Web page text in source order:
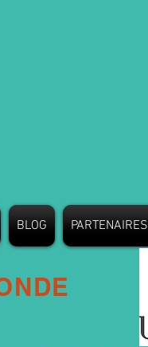
BLOG PARTENAIRES